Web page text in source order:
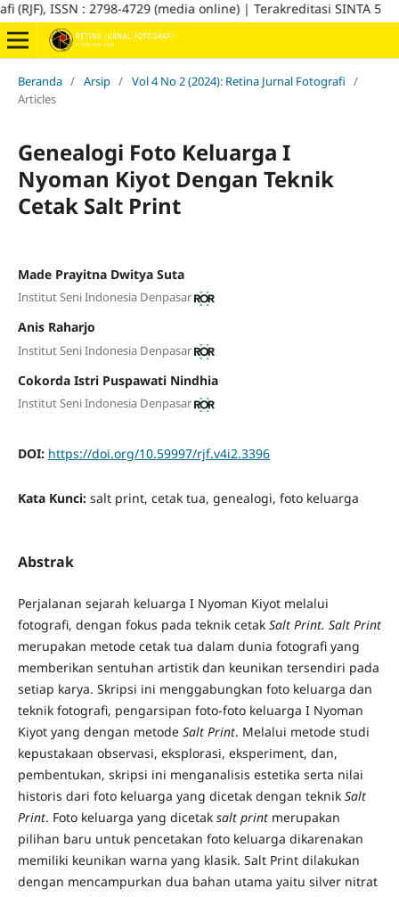
ISSN : 2798-4729 (media online) | Terakreditasi SINTA 5
Beranda / Arsip / Vol 4 No 2 (2024): Retina Jurnal Fotografi /
Articles
Genealogi Foto Keluarga I
Nyoman Kiyot Dengan Teknik
Cetak Salt Print
Made Prayitna Dwitya Suta
Institut Seni Indonesia Denpasar
Anis Raharjo
Institut Seni Indonesia Denpasar
Cokorda Istri Puspawati Nindhia
Institut Seni Indonesia Denpasar
DOI: https://doi.org/10.59997/rjf.v4i2.3396
Kata Kunci: salt print, cetak tua, genealogi, foto keluarga
Abstrak
Perjalanan sejarah keluarga I Nyoman Kiyot melalui
fotografi, dengan fokus pada teknik cetak Salt Print. Salt Print
merupakan metode cetak tua dalam dunia fotografi yang
memberikan sentuhan artistik dan keunikan tersendiri pada
setiap karya. Skripsi ini menggabungkan foto keluarga dan
teknik fotografi, pengarsipan foto-foto keluarga I Nyoman
Kiyot yang dengan metode Salt Print. Melalui metode studi
kepustakaan observasi, eksplorasi, eksperiment, dan,
pembentukan, skripsi ini menganalisis estetika serta nilai
historis dari foto keluarga yang dicetak dengan teknik Salt
Print. Foto keluarga yang dicetak salt print merupakan
pilihan baru untuk pencetakan foto keluarga dikarenakan
memiliki keunikan warna yang klasik. Salt Print dilakukan
dengan mencampurkan dua bahan utama yaitu silver nitrat